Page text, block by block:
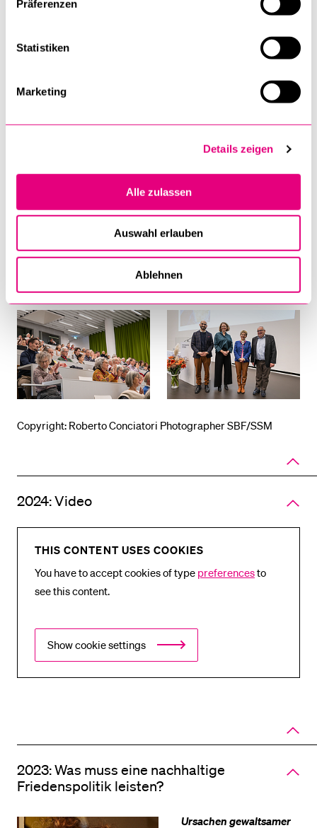
Präferenzen
Statistiken
Marketing
Details zeigen
Alle zulassen
Auswahl erlauben
Ablehnen
Copyright: Roberto Conciatori Photographer SBF/SSM
Close
panel
of
2024: Video
THIS CONTENT USES COOKIES
You have to accept cookies of type preferencesto
see this content.
Show cookie settings
Close
panel
of
2023: Was muss eine nachhaltige
Friedenspolitik leisten?
Ursachen gewaltsamer